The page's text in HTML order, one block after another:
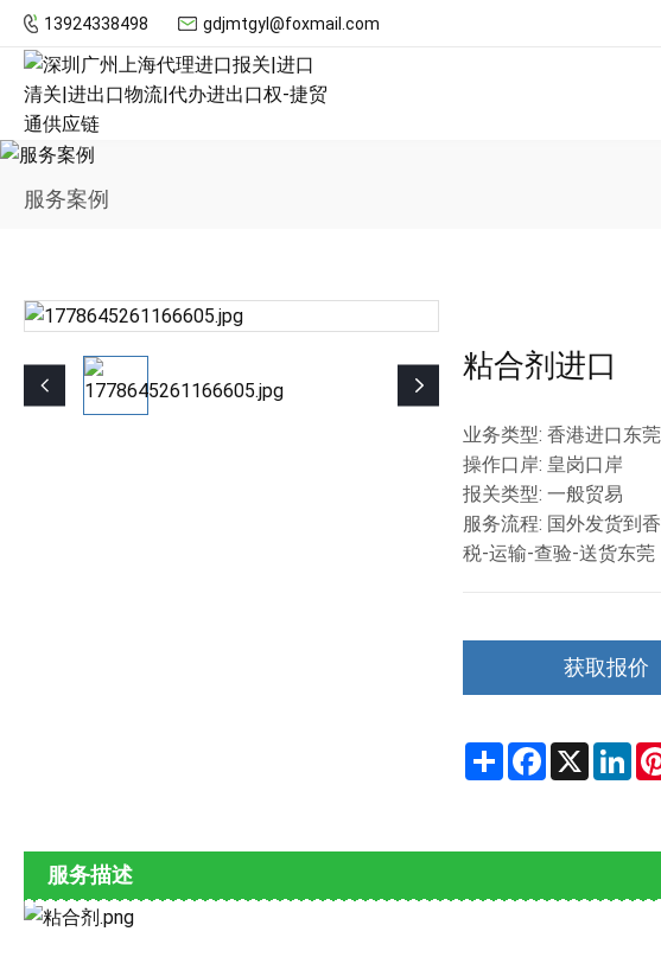
13924338498 gdjmtgyl@foxmail.com
服务案例
粘合剂进口
业务类型: 香港进口东莞
操作口岸: 皇岗口岸
报关类型: 一般贸易
服务流程: 国外发货到
税-运输-查验-送货东莞
获取报价
Share Facebook
X
服务描述